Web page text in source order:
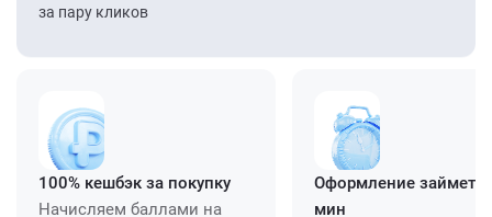
за пару кликов
100% кешбэк за покупку
Начисляем баллами на
Оформление займет
мин